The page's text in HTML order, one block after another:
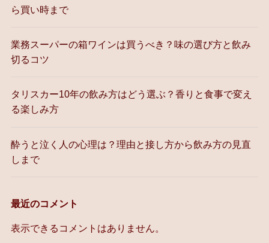
ら買い時まで
業務スーパーの箱ワインは買うべき？味の選び方と飲み
切るコツ
タリスカー10年の飲み方はどう選ぶ？香りと食事で変え
る楽しみ方
酔うと泣く人の心理は？理由と接し方から飲み方の見直
しまで
最近のコメント
表示できるコメントはありません。